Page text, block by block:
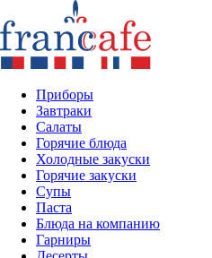
Приборы
Завтраки
Салаты
Горячие блюда
Холодные закуски
Горячие закуски
Супы
Паста
Блюда на компанию
Гарниры